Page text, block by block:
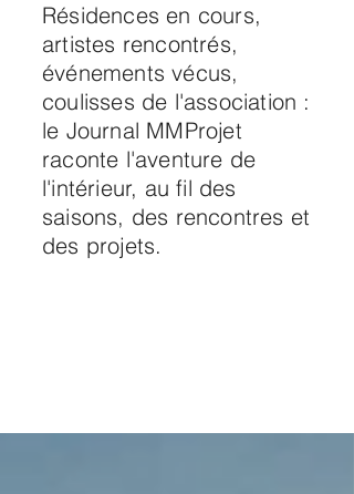
Résidences en cours,
artistes rencontrés,
événements vécus,
coulisses de l'association :
le Journal MMProjet
raconte l'aventure de
l'intérieur, au fil des
saisons, des rencontres et
des projets.